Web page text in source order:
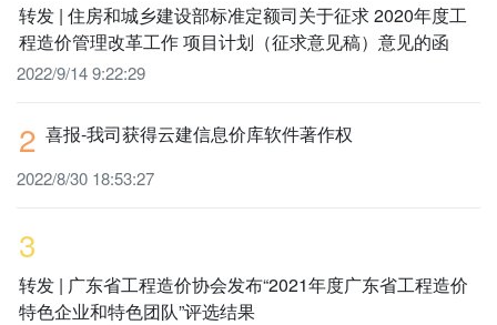
转发 | 住房和城乡建设部标准定额司关于征求 2020年度工
程造价管理改革工作 项目计划（征求意见稿）意见的函
2022/9/14 9:22:29
2 喜报-我司获得云建信息价库软件著作权
2022/8/30 18:53:27
3
转发 | 广东省工程造价协会发布“2021年度广东省工程造价
特色企业和特色团队”评选结果